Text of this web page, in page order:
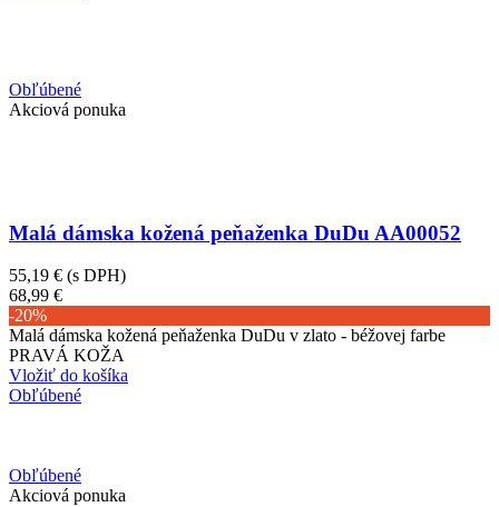
Obľúbené
Akciová ponuka
Malá dámska kožená peňaženka DuDu AA00052
55,19 € (s DPH)
68,99 €
-20%
Malá dámska kožená peňaženka DuDu v zlato - béžovej farbe
PRAVÁ KOŽA
Vložiť do košíka
Obľúbené
Obľúbené
Akciová ponuka